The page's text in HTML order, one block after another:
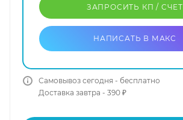
ЗАПРОСИТЬ КП / CЧЕТ
НАПИСАТЬ В МАКС
Самовывоз сегодня - бесплатно
Доставка завтра - 390 ₽